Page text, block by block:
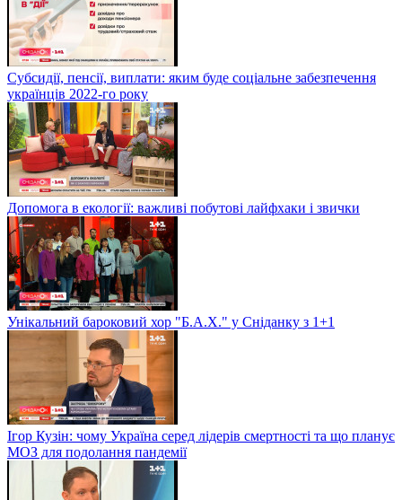
Субсидії, пенсії, виплати: яким буде соціальне забезпечення
українців 2022-го року
Допомога в екології: важливі побутові лайфхаки і звички
Унікальний бароковий хор "Б.А.Х." у Сніданку з 1+1
Ігор Кузін: чому Україна серед лідерів смертності та що планує
МОЗ для подолання пандемії